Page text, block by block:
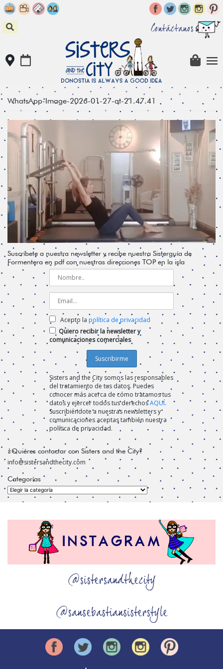
Skip
to
content
Contáctanos
WhatsApp-Image-2026-01-27-at-21.47.41
Suscríbete a nuestra newsletter y recibe nuestra Sisterguía de
Formentera en pdf con nuestras direcciones TOP en la isla
Acepto la política de privacidad
Quiero recibir la newsletter y
comunicaciones comerciales
Sisters and the City somos las responsables
del tratamiento de tus datos. Puedes
conocer más acerca de cómo tratamos tus
datos y ejercer todos tus derechosAQUÍ.
Suscribiéndote a nuestras newsletters y
comunicaciones aceptas también nuestra
política de privacidad.
¿Quiéres contactar con Sisters and the City?
info@sistersandthecity.com
Categorías
Categorías
@sistersandthecity
@sansebastiansisterstyle